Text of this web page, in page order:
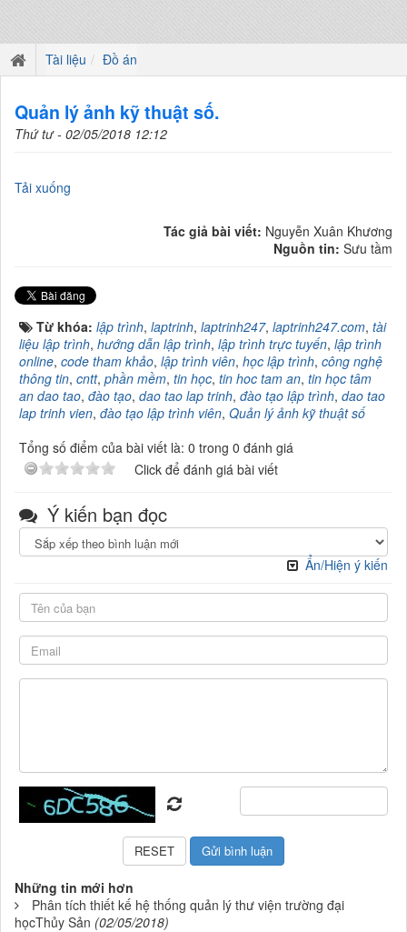
Tài liệu Đồ án
Quản lý ảnh kỹ thuật số.
Thứ tư - 02/05/2018 12:12
Tải xuống
Tác giả bài viết: Nguyễn Xuân Khương
Nguồn tin: Sưu tầm
Từ khóa: lập trình, laptrinh, laptrinh247, laptrinh247.com, tài
liệu lập trình, hướng dẫn lập trình, lập trình trực tuyến, lập trình
online, code tham khảo, lập trình viên, học lập trình, công nghệ
thông tin, cntt, phần mềm, tin học, tin hoc tam an, tin học tâm
an dao tao, đào tạo, dao tao lap trinh, đào tạo lập trình, dao tao
lap trinh vien, đào tạo lập trình viên, Quản lý ảnh kỹ thuật số
Tổng số điểm của bài viết là: 0 trong 0 đánh giá
Click để đánh giá bài viết
Ý kiến bạn đọc
Ẩn/Hiện ý kiến
Những tin mới hơn
Phân tích thiết kế hệ thống quản lý thư viện trường đại
họcThủy Sản (02/05/2018)